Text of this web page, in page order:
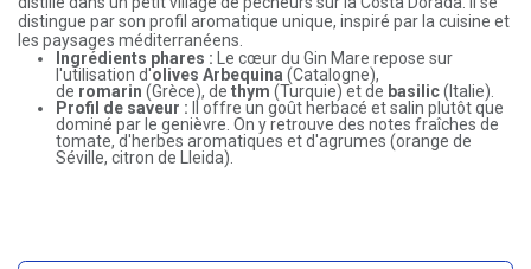
distingue par son profil aromatique unique, inspiré par la cuisine et
les paysages méditerranéens.
Ingrédients phares : Le cœur du Gin Mare repose sur
l'utilisation d'olives Arbequina (Catalogne),
de romarin (Grèce), de thym (Turquie) et de basilic(Italie).
Profil de saveur : Il offre un goût herbacé et salin plutôt que
dominé par le genièvre. On y retrouve des notes fraîches de
tomate, d'herbes aromatiques et d'agrumes (orange de
Séville, citron de Lleida).